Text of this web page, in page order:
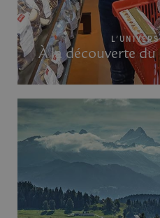
À la découverte